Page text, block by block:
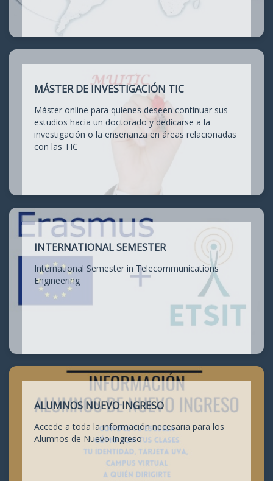
MÁSTER DE INVESTIGACIÓN TIC
Máster online para quienes deseen continuar sus
estudios hacia un doctorado y dedicarse a la
investigación o la enseñanza en áreas relacionadas
con las TIC
INTERNATIONAL SEMESTER
International Semester in Telecommunications
Engineering
ALUMNOS NUEVO INGRESO
Accede a toda la información necesaria para los
Alumnos de Nuevo Ingreso